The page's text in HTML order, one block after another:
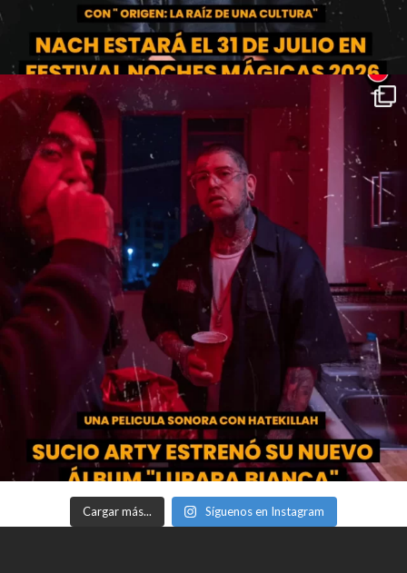
Cargar más... Síguenos en Instagram